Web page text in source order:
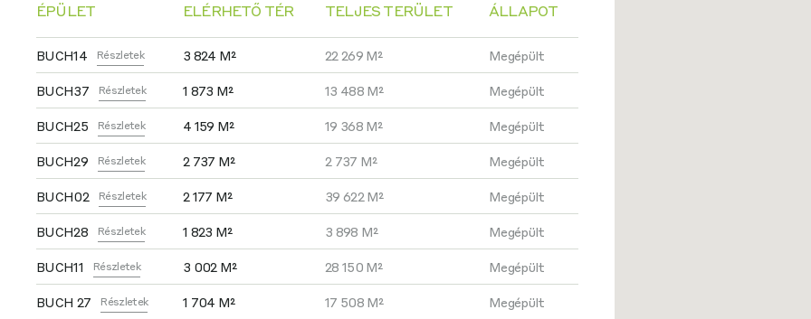
ÉPÜLET ELÉRHETŐ TÉR TELJES TERÜLET ÁLLAPOT
BUCH14 Részletek 3 824 M² 22 269 M² Megépült
BUCH37 Részletek 1 873 M² 13 488 M² Megépült
BUCH25 Részletek 4 159 M² 19 368 M² Megépült
BUCH29 Részletek 2 737 M² 2 737 M² Megépült
BUCH02 Részletek 2 177 M² 39 622 M² Megépült
BUCH28 Részletek 1 823 M² 3 898 M² Megépült
BUCH11 Részletek 3 002 M² 28 150 M² Megépült
BUCH 27 Részletek 1 704 M² 17 508 M² Megépült